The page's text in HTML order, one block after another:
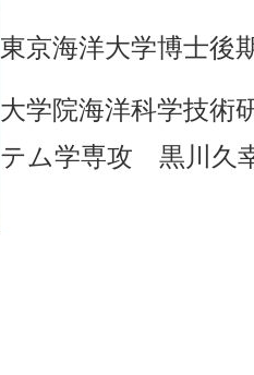
東京海洋大学博士
大学院海洋科学技
テム学専攻 黒川久